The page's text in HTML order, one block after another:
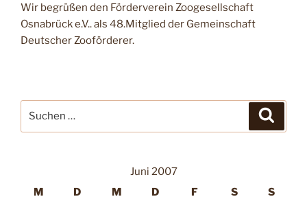
Wir begrüßen den Förderverein Zoogesellschaft
Osnabrück e.V.. als 48.Mitglied der Gemeinschaft
Deutscher Zooförderer.
nach:
Juni 2007
M
D M D F S S